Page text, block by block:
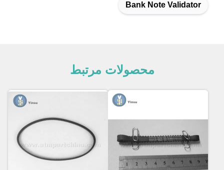
Bank Note Validator
محصولات مرتبط